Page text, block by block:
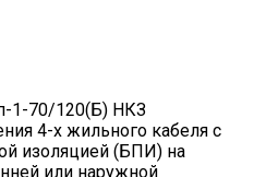
1-70/120(Б) НКЗ
4-х жильного кабеля с
изоляцией (БПИ) на
или наружной